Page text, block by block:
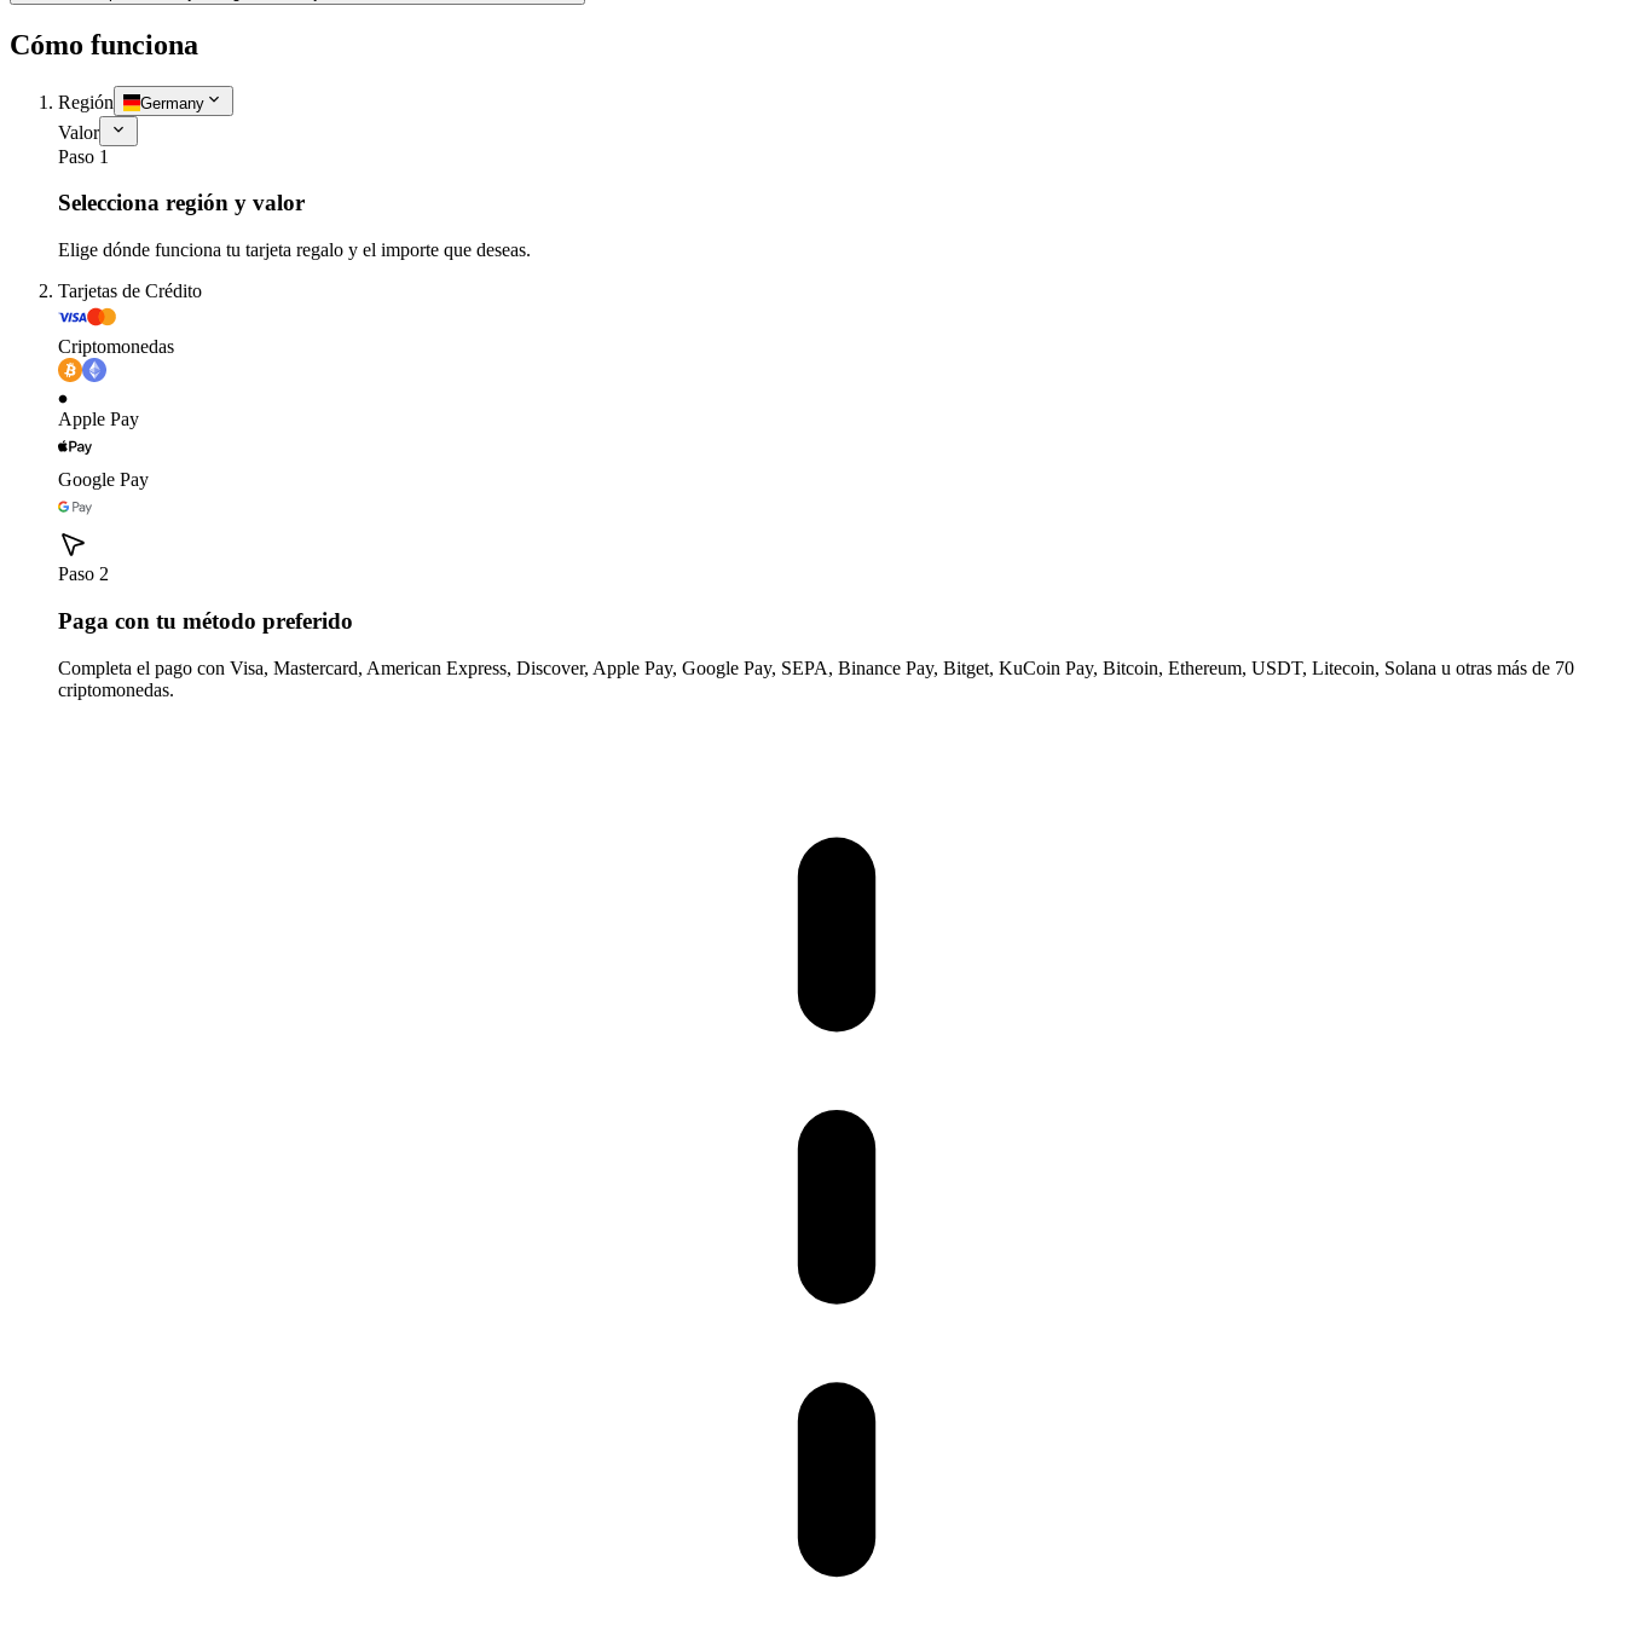
Cómo funciona
Región Germany
Valor
Paso 1
Selecciona región y valor
Elige dónde funciona tu tarjeta regalo y el importe que deseas.
Tarjetas de Crédito
Criptomonedas
Apple Pay
Google Pay
Paso 2
Paga con tu método preferido
Completa el pago con Visa, Mastercard, American Express, Discover, Apple Pay, Google Pay, SEPA, Binance Pay, Bitget, KuCoin Pay, Bitcoin, Ethereum, USDT, Litecoin, Solana u otras más de 70
criptomonedas.